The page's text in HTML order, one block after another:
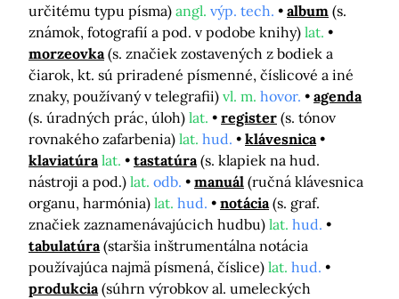
určitému typu písma) angl. výp. tech. album (s.
známok, fotografií a pod. v podobe knihy) lat.
morzeovka (s. značiek zostavených z bodiek a
čiarok, kt. sú priradené písmenné, číslicové a iné
znaky, používaný v telegrafii) vl. m. hovor.
agenda
(s. úradných prác, úloh) lat. register (s. tónov
rovnakého zafarbenia) lat. hud.
klávesnica
klaviatúra lat. tastatúra (s. klapiek na hud.
nástroji a pod.) lat. odb. manuál (ručná klávesnica
organu, harmónia) lat. hud. notácia (s. graf.
značiek zaznamenávajúcich hudbu) lat. hud.
tabulatúra (staršia inštrumentálna notácia
používajúca najmä písmená, číslice) lat. hud.
produkcia (súhrn výrobkov al. umeleckých